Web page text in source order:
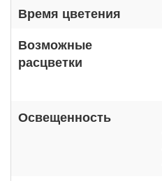
Время цветения
Возможные
расцветки
Освещенность